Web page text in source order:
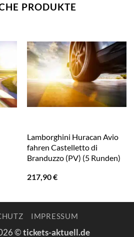
PRODUKTE
Lamborghini Huracan Avio
fahren Castelletto di
Branduzzo (PV) (5 Runden)
217,90€
IMPRESSUM
©tickets-aktuell.de